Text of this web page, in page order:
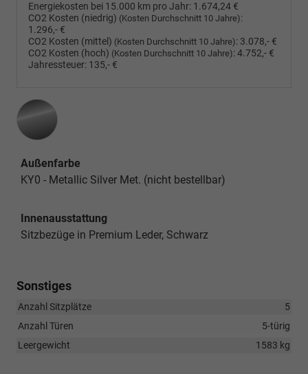
Energiekosten bei 15.000 km pro Jahr: 1.674,24 €
CO2 Kosten (niedrig) (Kosten Durchschnitt 10 Jahre):
1.296,- €
CO2 Kosten (mittel) (Kosten Durchschnitt 10 Jahre): 3.078,- €
CO2 Kosten (hoch) (Kosten Durchschnitt 10 Jahre):4.752,- €
Jahressteuer: 135,- €
Außenfarbe
KY0 - Metallic Silver Met. (nicht bestellbar)
Innenausstattung
Sitzbezüge in Premium Leder, Schwarz
Sonstiges
Anzahl Sitzplätze
5
Anzahl Türen
5-türig
Leergewicht
1583 kg